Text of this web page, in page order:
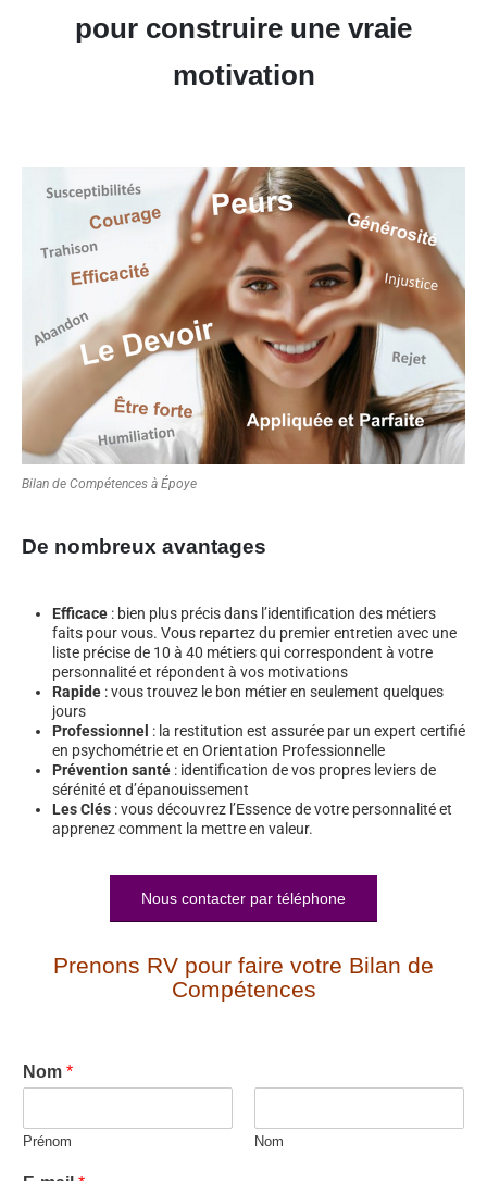
pour construire une vraie
motivation
Bilan de Compétences à Époye
De nombreux avantages
Efficace : bien plus précis dans l’identification des métiers
faits pour vous. Vous repartez du premier entretien avec une
liste précise de 10 à 40 métiers qui correspondent à votre
personnalité et répondent à vos motivations
Rapide : vous trouvez le bon métier en seulement quelques
jours
Professionnel : la restitution est assurée par un expert certifié
en psychométrie et en Orientation Professionnelle
Prévention santé : identification de vos propres leviers de
sérénité et d’épanouissement
Les Clés : vous découvrez l’Essence de votre personnalité et
apprenez comment la mettre en valeur.
Nous contacter par téléphone
Prenons RV pour faire votre Bilan de
Compétences
Nom *
Prénom Nom